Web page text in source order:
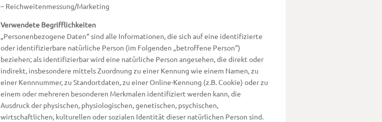
– Reichweitenmessung/Marketing
Verwendete Begrifflichkeiten
„Personenbezogene Daten“ sind alle Informationen, die sich auf eine identifizierte
oder identifizierbare natürliche Person (im Folgenden „betroffene Person“)
beziehen; als identifizierbar wird eine natürliche Person angesehen, die direkt oder
indirekt, insbesondere mittels Zuordnung zu einer Kennung wie einem Namen, zu
einer Kennnummer, zu Standortdaten, zu einer Online-Kennung (z.B. Cookie) oder zu
einem oder mehreren besonderen Merkmalen identifiziert werden kann, die
Ausdruck der physischen, physiologischen, genetischen, psychischen,
wirtschaftlichen, kulturellen oder sozialen Identität dieser natürlichen Person sind.